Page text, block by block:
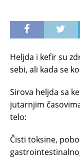
Heljda i kefir su
sebi, ali kada se
Sirova heljda sa
jutarnjim
telo:
Čisti toksine,